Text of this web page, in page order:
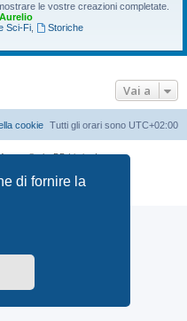
di fornire la
le vostre creazioni completate.
Sci-Fi,
Storiche
Vai a
Tutti gli orari sono UTC+02:00
cookie
© phpBB Limited